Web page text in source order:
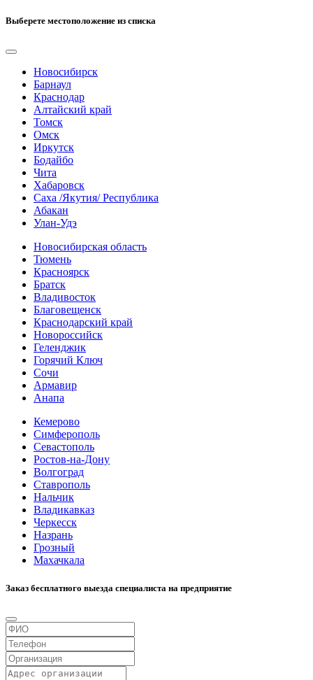
Выберете местоположение из списка
Новосибирск
Барнаул
Краснодар
Алтайский край
Томск
Омск
Иркутск
Бодайбо
Чита
Хабаровск
Саха /Якутия/ Республика
Абакан
Улан-Удэ
Новосибирская область
Тюмень
Красноярск
Братск
Владивосток
Благовещенск
Краснодарский край
Новороссийск
Геленджик
Горячий Ключ
Сочи
Армавир
Анапа
Кемерово
Симферополь
Севастополь
Ростов-на-Дону
Волгоград
Ставрополь
Нальчик
Владикавказ
Черкесск
Назрань
Грозный
Махачкала
Заказ бесплатного выезда специалиста на предприятие